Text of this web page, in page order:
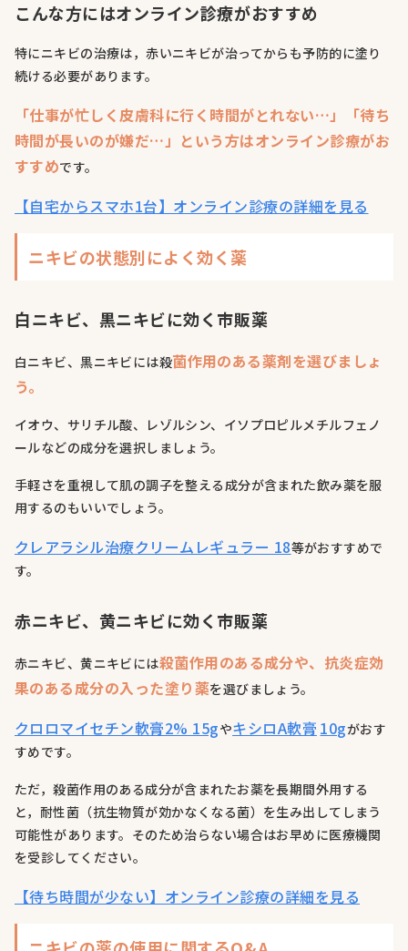
こんな方にはオンライン診療がおすすめ
特にニキビの治療は，赤いニキビが治ってからも予防的に塗り
続ける必要があります。
「仕事が忙しく皮膚科に行く時間がとれない…」「待ち
時間が長いのが嫌だ…」という方はオンライン診療がお
すすめです。
【自宅からスマホ1台】オンライン診療の詳細を見る
ニキビの状態別によく効く薬
白ニキビ、黒ニキビに効く市販薬
白ニキビ、黒ニキビには殺菌作用のある薬剤を選びましょ
う。
イオウ、サリチル酸、レゾルシン、イソプロピルメチルフェノ
ールなどの成分を選択しましょう。
手軽さを重視して肌の調子を整える成分が含まれた飲み薬を服
用するのもいいでしょう。
クレアラシル治療クリームレギュラー 18等がおすすめで
す。
赤ニキビ、黄ニキビに効く市販薬
赤ニキビ、黄ニキビには殺菌作用のある成分や、抗炎症効
果のある成分の入った塗り薬を選びましょう。
クロロマイセチン軟膏2% 15gやキシロA軟膏 10gがおす
すめです。
ただ，殺菌作用のある成分が含まれたお薬を長期間外用する
と，耐性菌（抗生物質が効かなくなる菌）を生み出してしまう
可能性があります。そのため治らない場合はお早めに医療機関
を受診してください。
【待ち時間が少ない】オンライン診療の詳細を見る